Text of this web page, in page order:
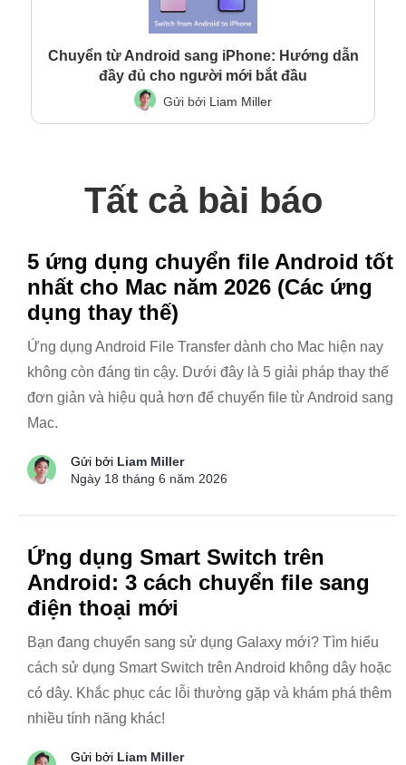
Chuyển từ Android sang iPhone: Hướng dẫn
đầy đủ cho người mới bắt đầu
Gửi bởi Liam Miller
Tất cả bài báo
5 ứng dụng chuyển file Android tốt
nhất cho Mac năm 2026 (Các ứng
dụng thay thế)
Ứng dụng Android File Transfer dành cho Mac hiện nay
không còn đáng tin cậy. Dưới đây là 5 giải pháp thay thế
đơn giản và hiệu quả hơn để chuyển file từ Android sang
Mac.
Gửi bởi Liam Miller
Ngày 18 tháng 6 năm 2026
Ứng dụng Smart Switch trên
Android: 3 cách chuyển file sang
điện thoại mới
Bạn đang chuyển sang sử dụng Galaxy mới? Tìm hiểu
cách sử dụng Smart Switch trên Android không dây hoặc
có dây. Khắc phục các lỗi thường gặp và khám phá thêm
nhiều tính năng khác!
Gửi bởi Liam Miller